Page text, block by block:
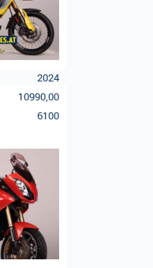
2024
10990,00
6100